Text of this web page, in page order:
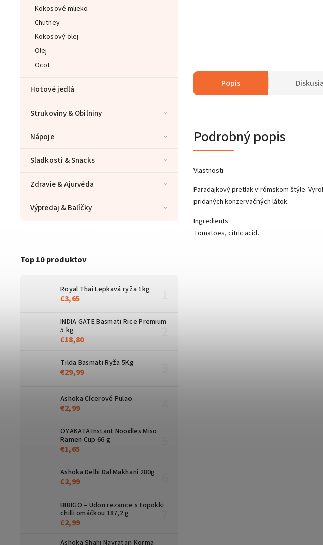
Kokosové mlieko
Chutney
Kokosový olej
Olej
Ocot
Hotové jedlá
Strukoviny & Obilniny
Nápoje
Sladkosti & Snacks
Zdravie & Ajurvéda
Výpredaj & Balíčky
Top 10 produktov
Royal Thai Lepkavá ryža 1kg
€3,65
INDIA GATE Basmati Rice Premium
5 kg
€18,80
Tilda Basmati Ryža 5Kg
€29,99
Ashoka Cícerové Pulao
€2,99
OYAKATA Instant Noodles Miso
Ramen Cup 66 g
€1,65
Ashoka Delhi Dal Makhani 280g
€2,99
BIBIGO – Udon rezance s topokki
chilli omáčkou 187,2 g
€2,99
Ashoka Shahi Navratan Korma
Popis
Podrobný popis
Vlastnosti
Paradajkový pretlak v rómskom štýle.
pridaných konzervačných látok.
Ingredients
Tomatoes, citric acid.